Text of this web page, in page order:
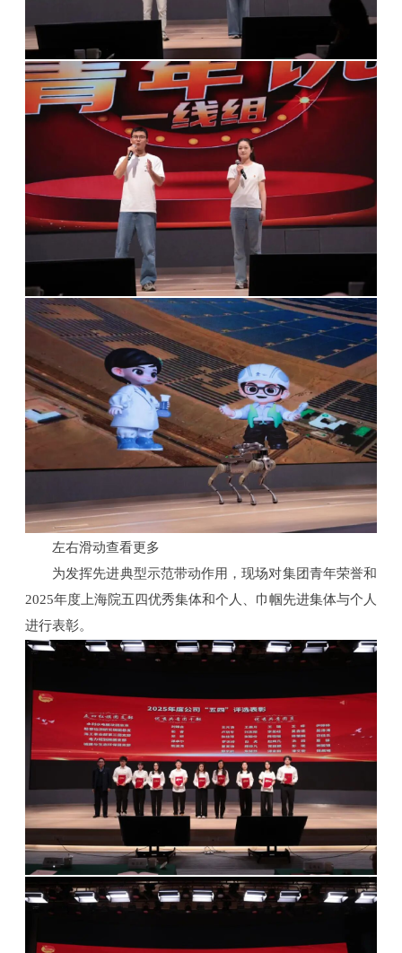
左右滑动查看更多
为发挥先进典型示范带动作用，现场对集团青年荣誉和
2025年度上海院五四优秀集体和个人、巾帼先进集体与个人
进行表彰。